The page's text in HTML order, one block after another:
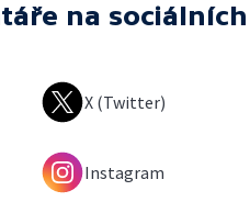
na sociálních
X (Twitter)
Instagram